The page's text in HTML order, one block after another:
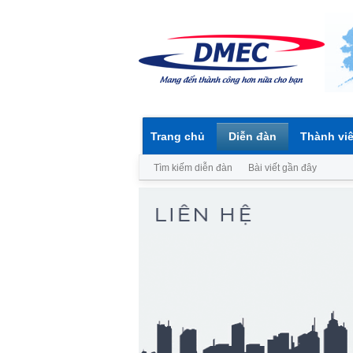
Trang chủ Diễn đàn
Tìm kiếm diễn đàn Bài viết gần đây
Thành